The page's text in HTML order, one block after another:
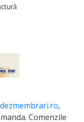
,
Comenzile